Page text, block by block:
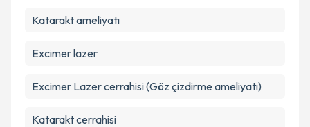
Katarakt ameliyatı
Excimer lazer
Excimer Lazer cerrahisi (Göz çizdirme ameliyatı)
Katarakt cerrahisi